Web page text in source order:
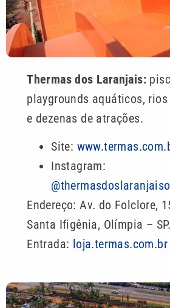
Thermas dos Laranjais:
playgrounds aquáticos, rios
e dezenas de atrações.
Site:
Instagram:
Endereço: Av. do Folclore,
Santa Ifigênia, Olímpia – SP.
Entrada: loja.termas.com.br